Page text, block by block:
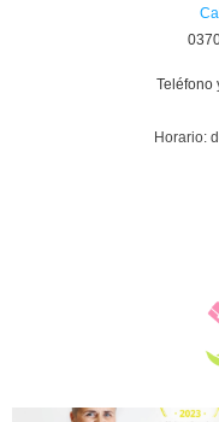
Teléfono
Horario: